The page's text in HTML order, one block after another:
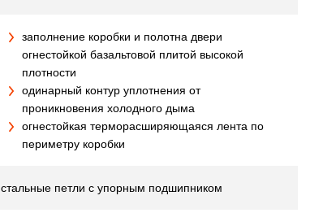
заполнение коробки и полотна двери
огнестойкой базальтовой плитой высокой
плотности
одинарный контур уплотнения от
проникновения холодного дыма
огнестойкая терморасширяющаяся лента по
периметру коробки
стальные петли с упорным подшипником